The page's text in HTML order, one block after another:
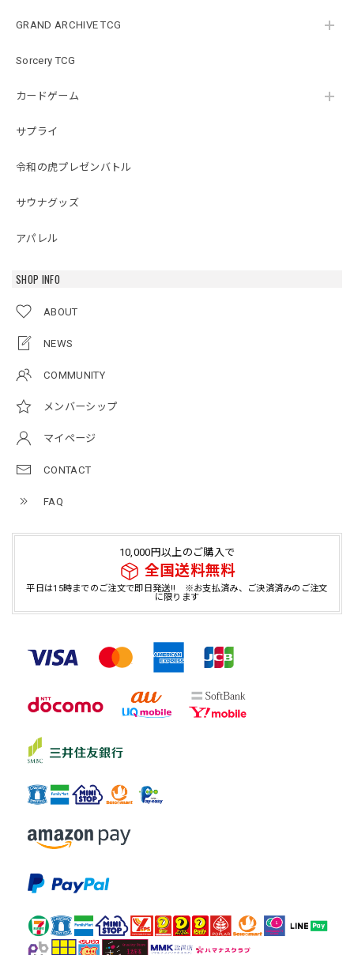
GRAND ARCHIVE TCG
Sorcery TCG
カードゲーム
サプライ
令和の虎プレゼンバトル
サウナグッズ
アパレル
SHOP INFO
ABOUT
NEWS
COMMUNITY
メンバーシップ
マイページ
CONTACT
FAQ
10,000円以上のご購入で
全国送料無料
平日は15時までのご注文で即日発送!! ※お支払済み、ご決済済みのご注文
に限ります